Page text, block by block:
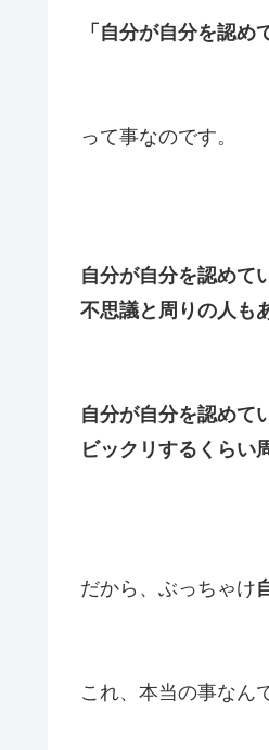
「自分が自分を認め
って事なのです。
自分が自分を認めて
不思議と周りの人も
自分が自分を認めて
ビックリするくらい
だから、ぶっちゃけ
これ、本当の事なん